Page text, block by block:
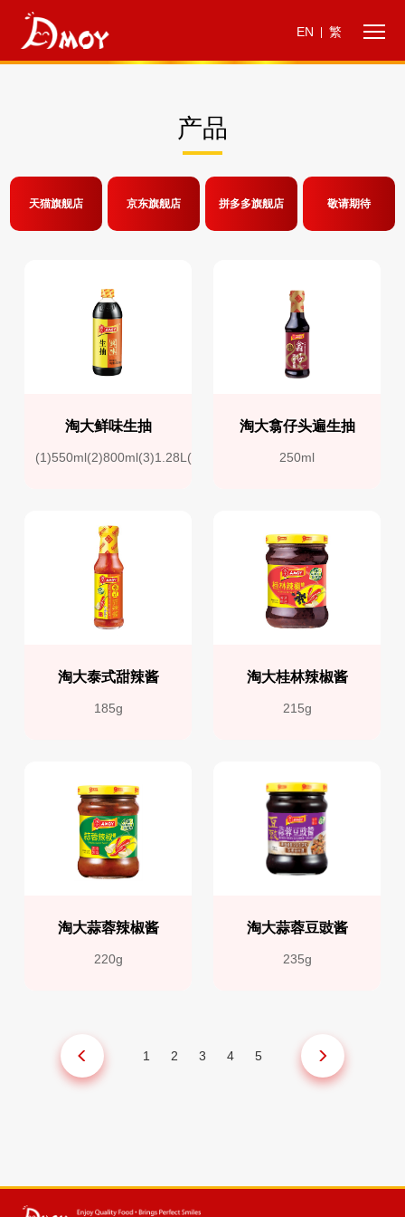
EN 繁
产品
天猫旗舰店 京东旗舰店 拼多多旗舰店 敬请期待
淘大鲜味生抽
(1)550ml(2)800ml(3)1.28L(4)1.9L
淘大翕仔头遍生抽
250ml
淘大泰式甜辣酱
185g
淘大桂林辣椒酱
215g
淘大蒜蓉辣椒酱
220g
淘大蒜蓉豆豉酱
235g
1 2 3 4 5